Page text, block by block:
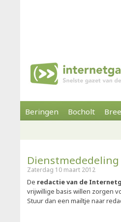
Beringen Bocholt Bree
Dienstmededeling
Zaterdag 10 maart 2012
De redactie van de
vrijwillige basis willen zorgen
Stuur dan een mailtje naar